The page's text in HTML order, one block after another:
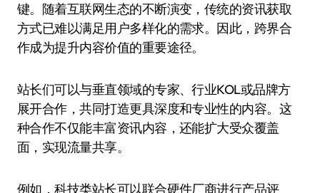
键。随着互联网生态的不断演变，传统的资讯获取
方式已难以满足用户多样化的需求。因此，跨界合
作成为提升内容价值的重要途径。
站长们可以与垂直领域的专家、行业KOL或品牌方
展开合作，共同打造更具深度和专业性的内容。这
种合作不仅能丰富资讯内容，还能扩大受众覆盖
面，实现流量共享。
例如，科技类站长可以联合硬件厂商进行产品评